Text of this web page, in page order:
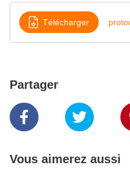
Télécharger
Partager
Vous aimerez aussi